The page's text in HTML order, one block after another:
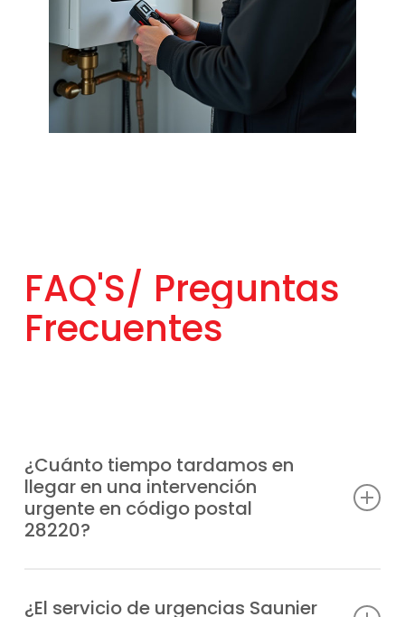
FAQ'S/ Preguntas
Frecuentes
¿Cuánto tiempo tardamos en
llegar en una intervención
urgente en código postal
28220?
estratégicamente distribuidas para acudir
¿El servicio de urgencias Saunier